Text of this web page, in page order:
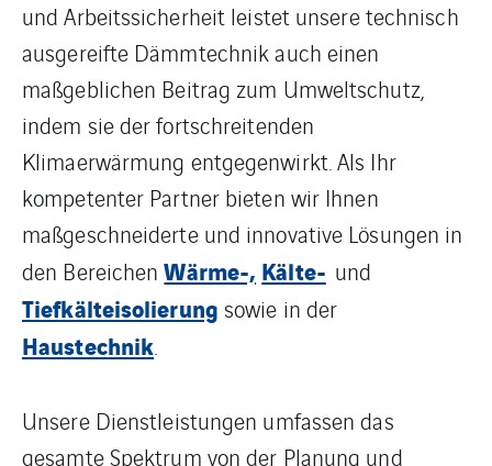
und Arbeitssicherheit leistet unsere technisch
ausgereifte Dämmtechnik auch einen
maßgeblichen Beitrag zum Umweltschutz,
indem sie der fortschreitenden
Klimaerwärmung entgegenwirkt. Als Ihr
kompetenter Partner bieten wir Ihnen
maßgeschneiderte und innovative Lösungen in
den BereichenWärme-, Kälte- und
Tiefkälteisolierung sowie in der
Haustechnik.
Unsere Dienstleistungen umfassen das
gesamte Spektrum von der Planung und